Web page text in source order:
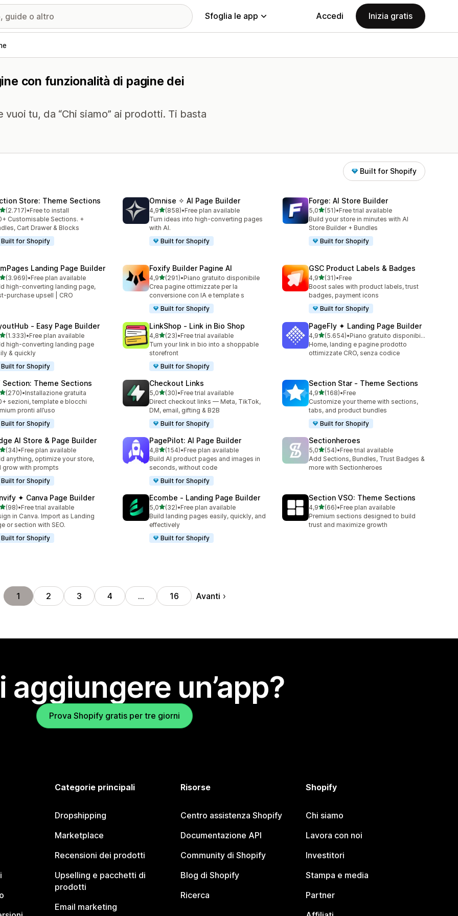
Sfoglia le app Accedi Inizia gratis
con funzionalità di pagine dei
tu, da “Chi siamo” ai prodotti. Ti basta
Built for Shopify
Store: Theme Sections
stelle su 5
(2.717)
recensioni totali
•Free to install
Customisable Sections. +
Cart Drawer & Blocks
Built for Shopify
Omnise ✧ AI Page Builder
4,9stelle su 5
(858)
858 recensioni totali
•Free plan available
Turn ideas into high-converting pages
with AI.
Built for Shopify
Forge: AI Store Builder
5,0stelle su 5
(51)
51 recensioni totali
•Free trial available
Build your store in minutes with AI
Store Builder + Bundles
Built for Shopify
Landing Page Builder
stelle su 5
(3.969)
recensioni totali
•Free plan available
high-converting landing page,
purchase upsell | CRO
Foxify Builder Pagine AI
4,9stelle su 5
(291)
291 recensioni totali
•Piano gratuito disponibile
Crea pagine ottimizzate per la
conversione con IA e template s
Built for Shopify
GSC Product Labels & Badges
4,9stelle su 5
(31)
31 recensioni totali
•Free
Boost sales with product labels, trust
badges, payment icons
Built for Shopify
‑ Easy Page Builder
stelle su 5
(1.333)
recensioni totali
•Free plan available
high-converting landing page
& quickly
Built for Shopify
LinkShop ‑ Link in Bio Shop
4,8stelle su 5
(23)
23 recensioni totali
•Free trial available
Turn your link in bio into a shoppable
storefront
Built for Shopify
PageFly ✦ Landing Page Builder
4,9stelle su 5
(5.654)
5654 recensioni totali
•
Piano gratuito disponibile
Home, landing e pagine prodotto
ottimizzate CRO, senza codice
Section: Theme Sections
stelle su 5
(270)
recensioni totali
•Installazione gratuita
sezioni, template e blocchi
pronti all’uso
Built for Shopify
Checkout Links
5,0stelle su 5
(30)
30 recensioni totali
•Free trial available
Direct checkout links — Meta, TikTok,
DM, email, gifting & B2B
Built for Shopify
Section Star ‑ Theme Sections
4,9stelle su 5
(168)
168 recensioni totali
•Free
Customize your theme with sections,
tabs, and product bundles
Built for Shopify
AI Store & Page Builder
stelle su 5
(34) totali
•Free plan available
anything, optimize your store,
grow with prompts
Built for Shopify
PagePilot: AI Page Builder
4,8stelle su 5
(154)
154 recensioni totali
•Free plan available
Build AI product pages and images in
seconds, without code
Built for Shopify
Sectionheroes
5,0stelle su 5
(54)
54 recensioni totali
•Free trial available
Add Sections, Bundles, Trust Badges &
more with Sectionheroes
✦ Canva Page Builder
stelle su 5
(98) totali
•Free trial available
in Canva. Import as Landing
or section with SEO.
Built for Shopify
Ecombe ‑ Landing Page Builder
5,0stelle su 5
(32)
32 recensioni totali
•Free plan available
Build landing pages easily, quickly, and
effectively
Built for Shopify
Section VSO: Theme Sections
4,9stelle su 5
(66)
66 recensioni totali
•Free plan available
Premium sections designed to build
trust and maximize growth
1 2 3 4 … 16 Avanti
aggiungere un’app?
Prova Shopify gratis per tre giorni
Categorie principali
Dropshipping
Marketplace
Recensioni dei prodotti
Upselling e pacchetti di
prodotti
Email marketing
Risorse
Centro assistenza Shopify
Documentazione API
Community di Shopify
Blog di Shopify
Ricerca
Shopify
Chi siamo
Lavora con noi
Investitori
Stampa e media
Partner